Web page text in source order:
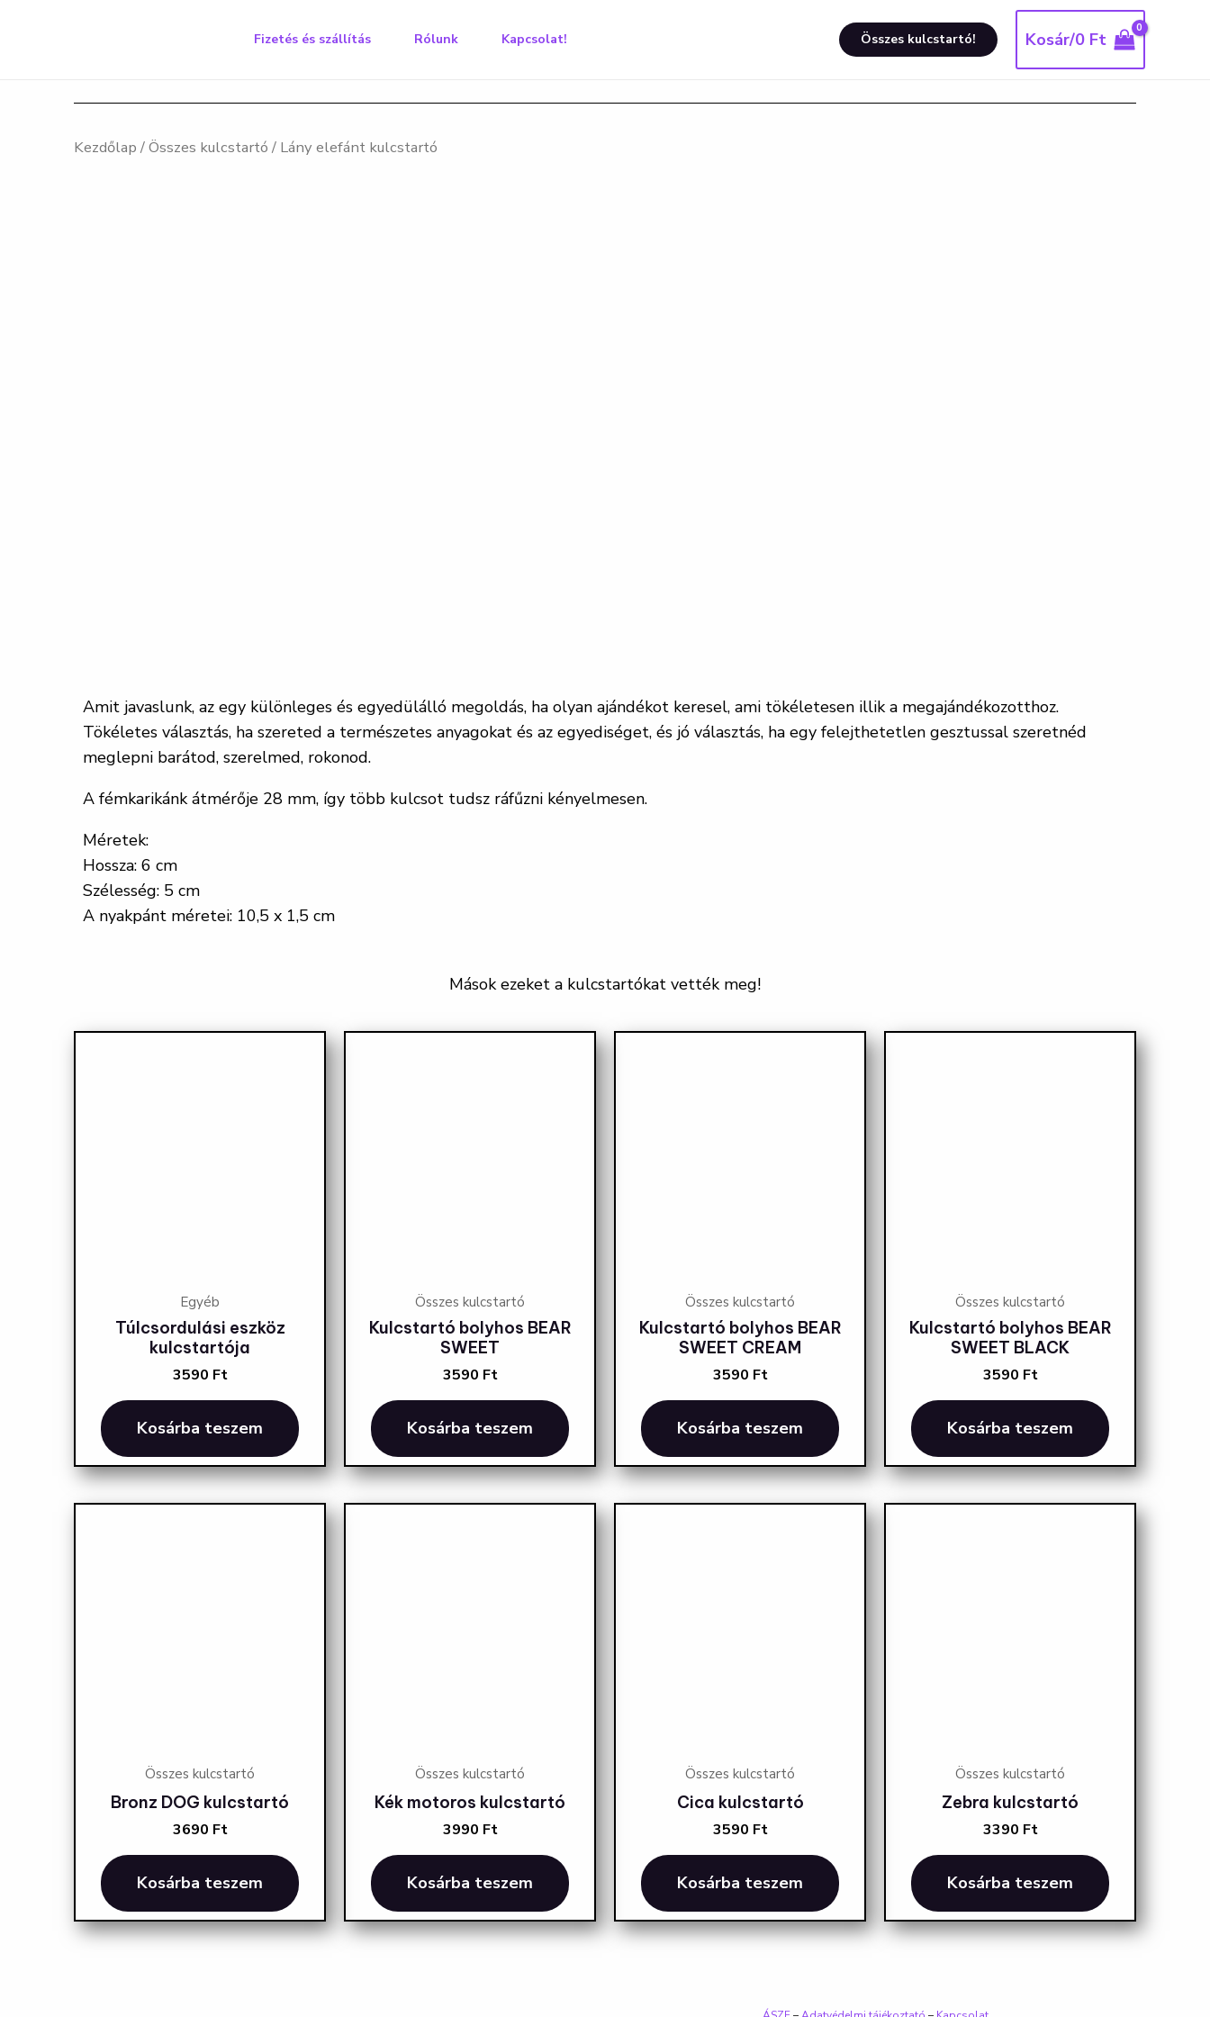
Fizetés és szállítás Rólunk Kapcsolat! Összes kulcstartó! Kosár/0 Ft
Kezdőlap /Összes kulcstartó / Lány elefánt kulcstartó
Amit javaslunk, az egy különleges és egyedülálló megoldás, ha olyan ajándékot keresel, ami tökéletesen illik a megajándékozotthoz.
Tökéletes választás, ha szereted a természetes anyagokat és az egyediséget, és jó választás, ha egy felejthetetlen gesztussal szeretnéd
meglepni barátod, szerelmed, rokonod.
A fémkarikánk átmérője 28 mm, így több kulcsot tudsz ráfűzni kényelmesen.
Méretek:
Hossza: 6 cm
Szélesség: 5 cm
A nyakpánt méretei: 10,5 x 1,5 cm
Mások ezeket a kulcstartókat vették meg!
Egyéb
Túlcsordulási eszköz
kulcstartója
3590 Ft
Kosárba teszem
Összes kulcstartó
Kulcstartó bolyhos BEAR
SWEET
3590 Ft
Kosárba teszem
Összes kulcstartó
Kulcstartó bolyhos BEAR
SWEET CREAM
3590 Ft
Kosárba teszem
Összes kulcstartó
Kulcstartó bolyhos BEAR
SWEET BLACK
3590 Ft
Kosárba teszem
Összes kulcstartó
Bronz DOG kulcstartó
3690 Ft
Kosárba teszem
Összes kulcstartó
Kék motoros kulcstartó
3990 Ft
Kosárba teszem
Összes kulcstartó
Cica kulcstartó
3590 Ft
Kosárba teszem
Összes kulcstartó
Zebra kulcstartó
3390 Ft
Kosárba teszem